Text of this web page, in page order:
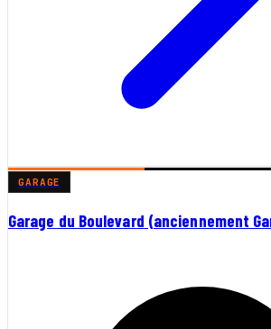
GARAGE
Garage du Boulevard (anciennement